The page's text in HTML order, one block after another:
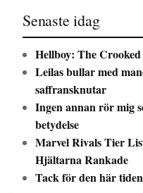
Senaste idag
Hellboy: The
Leilas bullar med
saffransknutar
Ingen annan rör mig
betydelse
Marvel Rivals Tier
Hjältarna Rankade
Tack för den här